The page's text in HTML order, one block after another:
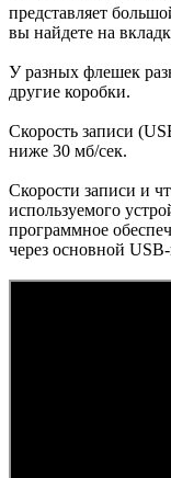
представляет
вы найдете на
У разных флешек
другие коробки.
Скорость записи
ниже 30 мб/сек.
Cкорости записи и
используемого
программное
через основной